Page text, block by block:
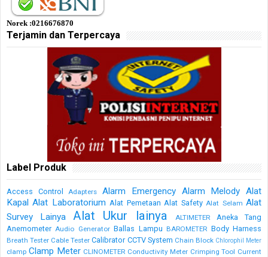
Norek :0216676870
Terjamin dan Terpercaya
Label Produk
Access Control Adapters Alarm Emergency Alarm Melody Alat
Kapal Alat Laboratorium Alat Pemetaan Alat Safety Alat Selam Alat
Survey Lainya
Alat Ukur lainya ALTIMETER
Aneka Tang
Anemometer Audio Generator Ballas Lampu BAROMETER Body Harness
Breath Tester Cable Tester Calibrator CCTV System Chain Block Chlorophil Meter
clamp Clamp Meter CLINOMETER Conductivity Meter Crimping Tool Current